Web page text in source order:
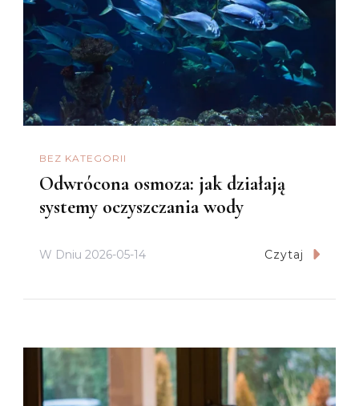
BEZ KATEGORII
Odwrócona osmoza: jak działają
systemy oczyszczania wody
W Dniu 2026-05-14 Czytaj